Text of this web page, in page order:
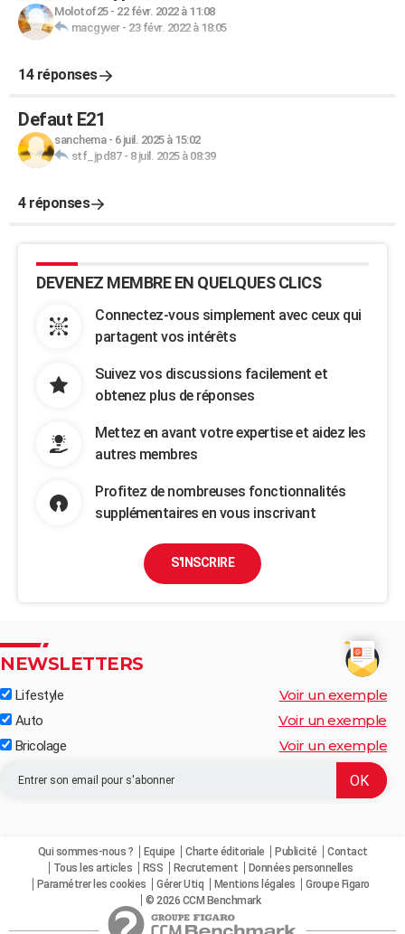
Molotof25- 22 févr. 2022 à 11:08
macgyver- 23 févr. 2022 à 18:05
14 réponses
Defaut E21
sanchema- 6 juil. 2025 à 15:02
stf_jpd87- 8 juil. 2025 à 08:39
4 réponses
DEVENEZ MEMBRE EN QUELQUES CLICS
Connectez-vous simplement avec ceux qui
partagent vos intérêts
Suivez vos discussions facilement et
obtenez plus de réponses
Mettez en avant votre expertise et aidez les
autres membres
Profitez de nombreuses fonctionnalités
supplémentaires en vous inscrivant
S'INSCRIRE
NEWSLETTERS
Lifestyle Voir un exemple
Auto Voir un exemple
Bricolage Voir un exemple
Qui sommes-nous ? Equipe Charte éditoriale Publicité
Contact
Tous les articles
RSS Recrutement
Données personnelles
Paramétrer les cookies
Gérer Utiq Mentions légales
Groupe Figaro
© 2026 CCM Benchmark